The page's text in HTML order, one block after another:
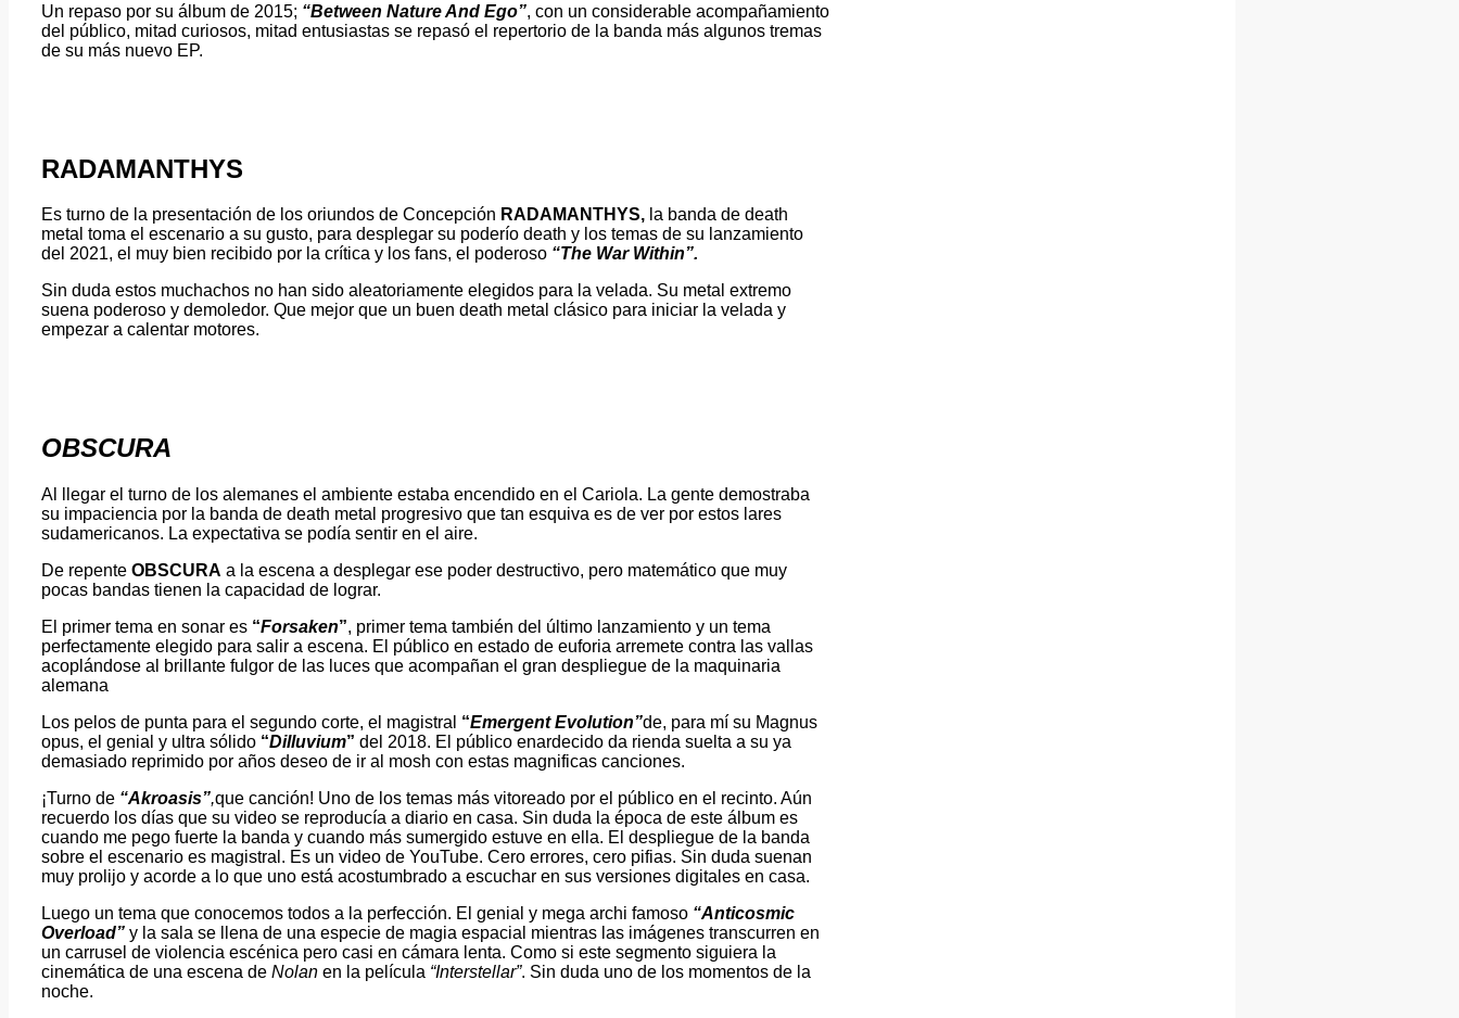
Un repaso por su álbum de 2015; “Between Nature And Ego”, con un considerable acompañamiento
del público, mitad curiosos, mitad entusiastas se repasó el repertorio de la banda más algunos tremas
de su más nuevo EP.
RADAMANTHYS
Es turno de la presentación de los oriundos de Concepción RADAMANTHYS, la banda de death
metal toma el escenario a su gusto, para desplegar su poderío death y los temas de su lanzamiento
del 2021, el muy bien recibido por la crítica y los fans, el poderoso “The War Within”.
Sin duda estos muchachos no han sido aleatoriamente elegidos para la velada. Su metal extremo
suena poderoso y demoledor. Que mejor que un buen death metal clásico para iniciar la velada y
empezar a calentar motores.
OBSCURA
Al llegar el turno de los alemanes el ambiente estaba encendido en el Cariola. La gente demostraba
su impaciencia por la banda de death metal progresivo que tan esquiva es de ver por estos lares
sudamericanos. La expectativa se podía sentir en el aire.
De repente OBSCURA a la escena a desplegar ese poder destructivo, pero matemático que muy
pocas bandas tienen la capacidad de lograr.
El primer tema en sonar es “Forsaken”, primer tema también del último lanzamiento y un tema
perfectamente elegido para salir a escena. El público en estado de euforia arremete contra las vallas
acoplándose al brillante fulgor de las luces que acompañan el gran despliegue de la maquinaria
alemana
Los pelos de punta para el segundo corte, el magistral “Emergent Evolution”de, para mí su Magnus
opus, el genial y ultra sólido “Dilluvium” del 2018. El público enardecido da rienda suelta a su ya
demasiado reprimido por años deseo de ir al mosh con estas magnificas canciones.
¡Turno de “Akroasis”,que canción! Uno de los temas más vitoreado por el público en el recinto. Aún
recuerdo los días que su video se reproducía a diario en casa. Sin duda la época de este álbum es
cuando me pego fuerte la banda y cuando más sumergido estuve en ella. El despliegue de la banda
sobre el escenario es magistral. Es un video de YouTube. Cero errores, cero pifias. Sin duda suenan
muy prolijo y acorde a lo que uno está acostumbrado a escuchar en sus versiones digitales en casa.
Luego un tema que conocemos todos a la perfección. El genial y mega archi famoso “Anticosmic
Overload” y la sala se llena de una especie de magia espacial mientras las imágenes transcurren en
un carrusel de violencia escénica pero casi en cámara lenta. Como si este segmento siguiera la
cinemática de una escena de Nolan en la película “Interstellar”. Sin duda uno de los momentos de la
noche.